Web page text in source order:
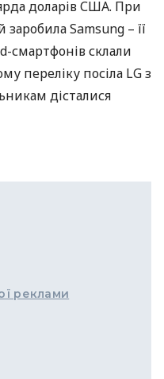
доларівСША. При
Samsung – її
смартфонів склали
переліку посіла LG з
дісталися
реклами